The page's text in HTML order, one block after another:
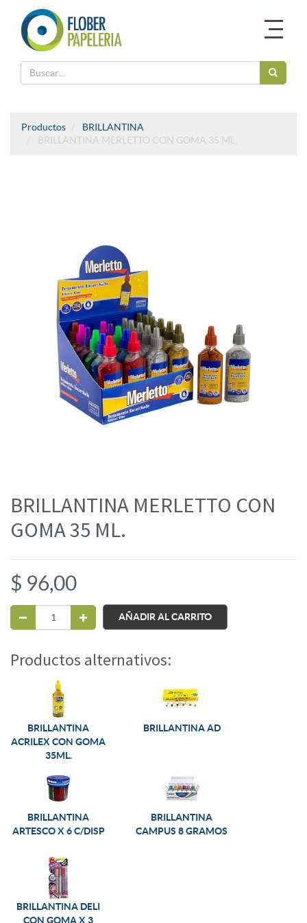
Productos
BRILLANTINA
BRILLANTINA MERLETTO CON GOMA 35 ML.
BRILLANTINA MERLETTO CON
GOMA 35 ML.
$ 96,00
AÑADIR AL CARRITO
Productos alternativos:
BRILLANTINA
ACRILEX CON GOMA
35ML.
BRILLANTINA AD
BRILLANTINA
ARTESCO X 6 C/DISP
BRILLANTINA
CAMPUS 8 GRAMOS
BRILLANTINA DELI
CON GOMA X 3